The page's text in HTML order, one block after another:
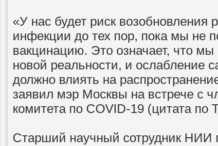
«У нас будет риск возобновления
инфекции до тех пор, пока мы не
вакцинацию. Это означает, что
новой реальности, и ослабление
должно влиять на
заявил мэр Москвы на встрече с
комитета по COVID-19 (цитата по
Старший научный сотрудник НИИ